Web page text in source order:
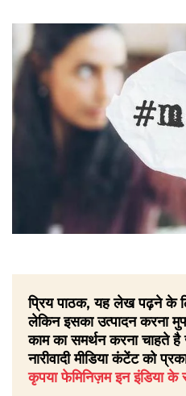
प्रिय पाठक, यह लेख पढ़ने के
लेकिन इसका उत्पादन करना
काम का समर्थन करना चाहते है
नारीवादी मीडिया कंटेंट को
कृपया फेमिनिज़म इन इंडिया